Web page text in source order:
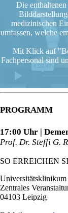
Die
medizinischen
umfassen, welche
Mit Klick auf
Fachpersonal sind
PROGRAMM
17:00 Uhr |
Prof. Dr. Steffi G.
SO ERREICHEN
Zentrales
04103 Leipzig